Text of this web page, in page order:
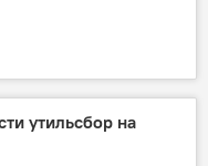
утильсбор на